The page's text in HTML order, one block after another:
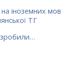
іноземних мов
ТГ